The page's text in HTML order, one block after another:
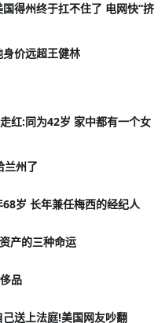
得州终于扛不住了 电网快“挤
价远超王健林
红:同为42岁 家中都有一个女
兰州了
岁 长年兼任梅西的经纪人
产的三种命运
品
送上法庭!美国网友吵翻